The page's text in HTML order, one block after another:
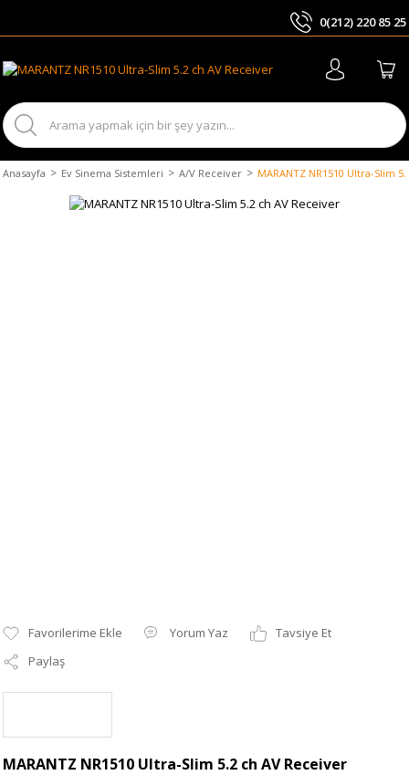
0(212) 220 85 25
Anasayfa Ev Sinema Sistemleri A/V Receiver MARANTZ NR1510 Ultra-Slim
Yorum Yaz
Tavsiye Et
Paylaş
MARANTZ NR1510 Ultra-Slim 5.2 ch AV Receiver